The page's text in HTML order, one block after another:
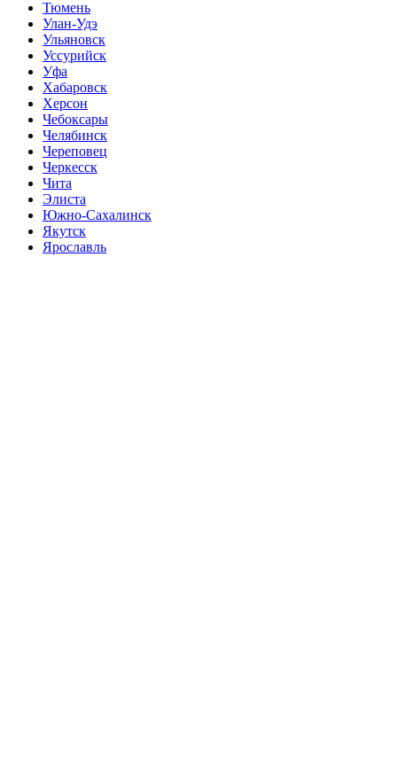
Тюмень
Улан-Удэ
Ульяновск
Уссурийск
Уфа
Хабаровск
Херсон
Чебоксары
Челябинск
Череповец
Черкесск
Чита
Элиста
Южно-Сахалинск
Якутск
Ярославль